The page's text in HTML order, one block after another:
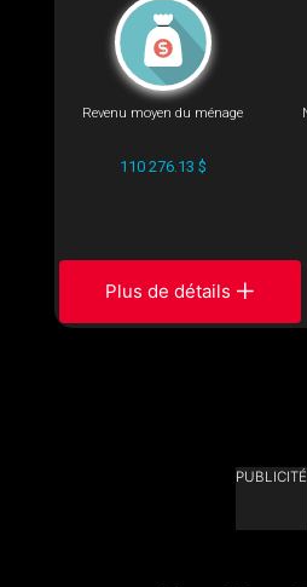
Revenu moyen du ménage
110 276.13 $
Plus de détails
PUBLICITÉ